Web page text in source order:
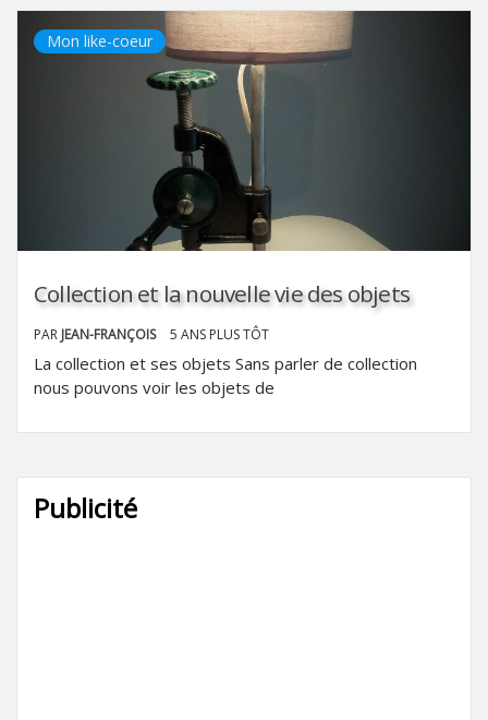
Mon like-coeur
Collection et la nouvelle vie des objets
PAR JEAN-FRANÇOIS 5 ANS PLUS TÔT
La collection et ses objets Sans parler de collection
nous pouvons voir les objets de
Publicité